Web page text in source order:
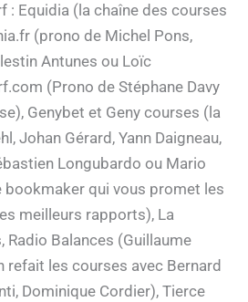
: Equidia (la chaîne des courses
(prono de Michel Pons,
Antunes ou Loïc
(Prono de Stéphane Davy
Genybet et Geny courses (la
Johan Gérard, Yann Daigneau,
Longubardo ou Mario
bookmaker qui vous promet les
meilleurs rapports), La
Radio Balances (Guillaume
refait les courses avec Bernard
Dominique Cordier), Tierce